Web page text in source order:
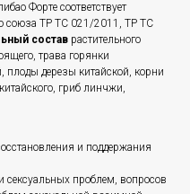
Форте соответствует
союза ТР ТС 021/2011, ТР ТС
состав растительного
трава горянки
плоды дерезы китайской, корни
гриб линчжи,
и поддержания
проблем, вопросов